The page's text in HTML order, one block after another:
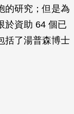
的研究；但是為
於資助 64 個已
括了湯普森博士